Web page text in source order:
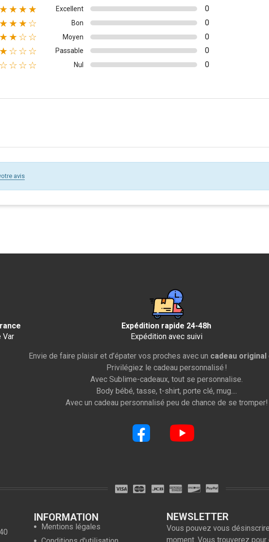
Excellent 0
Bon 0
Moyen 0
Passable 0
Nul 0
avis
Var
Expédition rapide 24-48h
Expédition avec suivi
Envie de faire plaisir et d’épater vos proches avec un cadeau original
Privilégiez le cadeau personnalisé !
Avec Sublime-cadeaux, tout se personnalise.
Body bébé, tasse, t-shirt, porte clé, mug....
Avec un cadeau personnalisé peu de chance de se tromper!
INFORMATION
Mentions légales
NEWSLETTER
Vous pouvez vous
moment. Vous trouverez pour